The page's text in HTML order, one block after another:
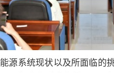
源系统现状以及所面临的